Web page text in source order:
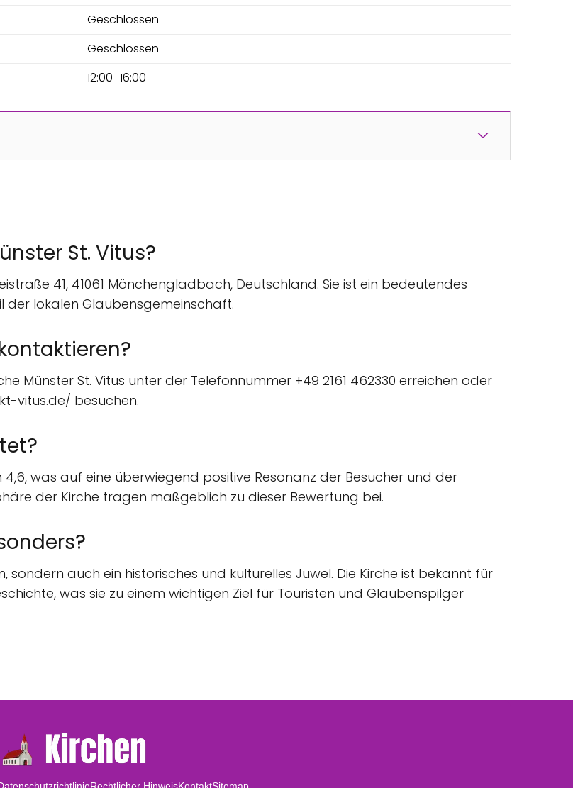
Geschlossen
Geschlossen
12:00–16:00
St. Vitus?
41, 41061 Mönchengladbach, Deutschland. Sie ist ein bedeutendes
der lokalen Glaubensgemeinschaft.
Münster St. Vitus unter der Telefonnummer +49 2161 462330 erreichen oder
vitus.de/ besuchen.
4,6, was auf eine überwiegend positive Resonanz der Besucher und der
der Kirche tragen maßgeblich zu dieser Bewertung bei.
sondern auch ein historisches und kulturelles Juwel. Die Kirche ist bekannt für
was sie zu einem wichtigen Ziel für Touristen und Glaubenspilger